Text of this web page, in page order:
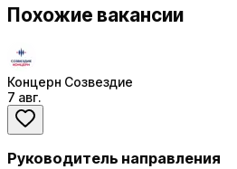
Похожие вакансии
Концерн Созвездие
7 авг.
Руководитель направления